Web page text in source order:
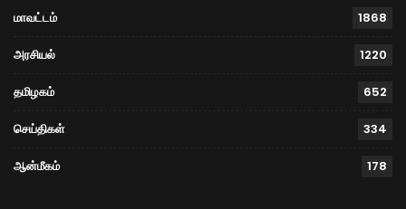
மாவட்டம் 1868
அரசியல் 1220
தமிழகம் 652
செய்திகள் 334
ஆன்மீகம் 178